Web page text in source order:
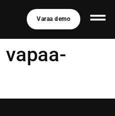
Varaa demo
vapaa-